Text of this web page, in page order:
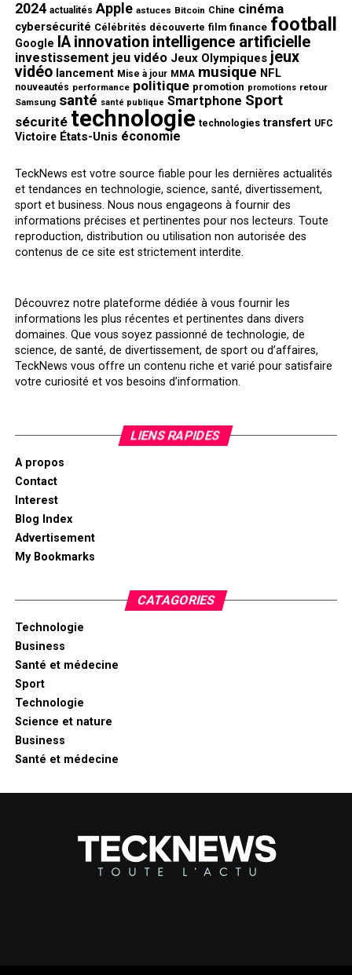
2024 actualités Apple astuces Bitcoin Chine cinéma
cybersécurité Célébrités découverte film finance football
Google IA innovation intelligence artificielle
investissement jeu vidéo Jeux Olympiques jeux
vidéo lancement Mise à jour MMA musique NFL
nouveautés performance politique promotion promotions retour
Samsung santé santé publique Smartphone Sport
sécurité technologie technologies transfert UFC
Victoire États-Unis économie
TeckNews est votre source fiable pour les dernières actualités
et tendances en technologie, science, santé, divertissement,
sport et business. Nous nous engageons à fournir des
informations précises et pertinentes pour nos lecteurs. Toute
reproduction, distribution ou utilisation non autorisée des
contenus de ce site est strictement interdite.
Découvrez notre plateforme dédiée à vous fournir les
informations les plus récentes et pertinentes dans divers
domaines. Que vous soyez passionné de technologie, de
science, de santé, de divertissement, de sport ou d’affaires,
TeckNews vous offre un contenu riche et varié pour satisfaire
votre curiosité et vos besoins d’information.
LIENS RAPIDES
A propos
Contact
Interest
Blog Index
Advertisement
My Bookmarks
CATAGORIES
Technologie
Business
Santé et médecine
Sport
Technologie
Science et nature
Business
Santé et médecine